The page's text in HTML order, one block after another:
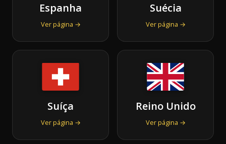
Espanha
Ver página →
Suécia
Ver página →
Suíça
Ver página →
Reino Unido
Ver página →